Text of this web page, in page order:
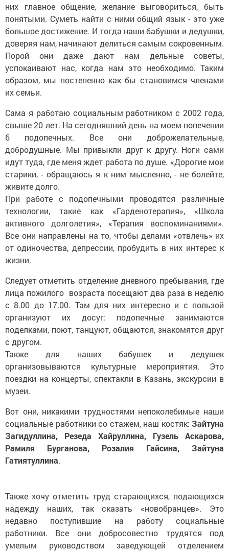
них главное общение, желание выговориться, быть
понятыми. Суметь найти с ними общий язык - это уже
большое достижение. И тогда наши бабушки и дедушки,
доверяя нам, начинают делиться самым сокровенным.
Порой они даже дают нам дельные советы,
успокаивают нас, когда нам это необходимо. Таким
образом, мы постепенно как бы становимся членами
их семьи.
Сама я работаю социальным работником с 2002 года,
свыше 20 лет. На сегодняшний день на моем попечении
6 подопечных. Все они доброжелательные,
добродушные. Мы привыкли друг к другу. Ноги сами
идут туда, где меня ждет работа по душе. «Дорогие мои
старики, - обращаюсь я к ним мысленно, - не болейте,
живите долго.
При работе с подопечными проводятся различные
технологии, такие как «Гарденотерапия», «Школа
активного долголетия», «Терапия воспоминаниями».
Все они направлены на то, чтобы делами «отвлечь» их
от одиночества, депрессии, пробудить в них интерес к
жизни.
Следует отметить отделение дневного пребывания, где
лица пожилого возраста посещают два раза в неделю
с 8.00 до 17.00. Там для них интересно и с пользой
организуют их досуг: подопечные занимаются
поделками, поют, танцуют, общаются, знакомятся друг
с другом.
Также для наших бабушек и дедушек
организовываются культурные мероприятия. Это
поездки на концерты, спектакли в Казань, экскурсии в
музеи.
Вот они, никакими трудностями непоколебимые наши
социальные работники со стажем, наш костяк: Зайтуна
Загидуллина, Резеда Хайруллина, Гузель Аскарова,
Рамиля Бурганова, Розалия Гайсина, Зайтуна
Гатиятуллина.
Также хочу отметить труд старающихся, подающихся
надежду наших, так сказать «новобранцев». Это
недавно поступившие на работу социальные
работники. Все они добросовестно трудятся под
умелым руководством заведующей отделением